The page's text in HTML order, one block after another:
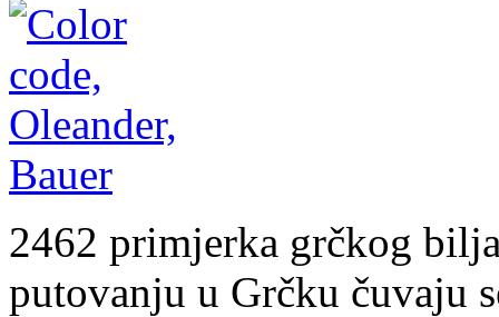
2462 primjerka grčkog
putovanju u Grčku čuvaju